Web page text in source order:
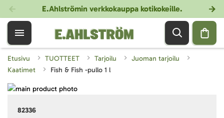
E.Ahlströmin verkkokauppa kotikokeille.
Etusivu TUOTTEET Tarjoilu
Juoman tarjoilu
Kaatimet
Fish & Fish -pullo 1 l
82336
Skip